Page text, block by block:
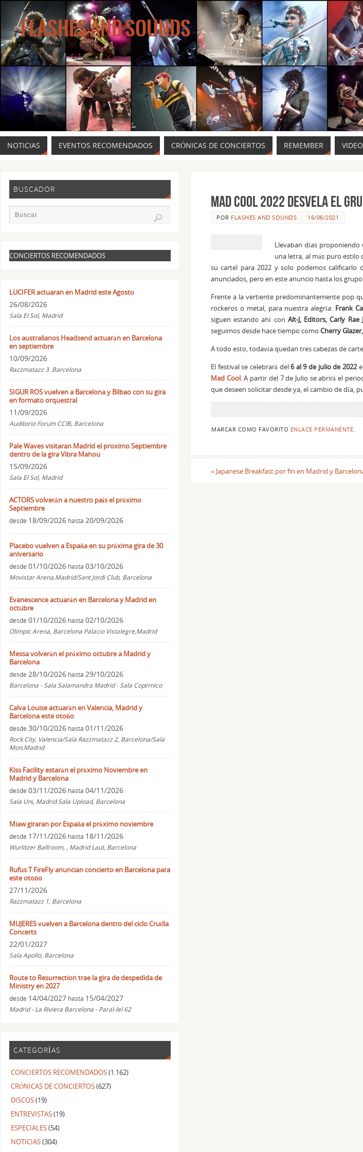
FLASHES AND SOUNDS
MÚSICA PARA LOS OJOS.
NOTICIAS EVENTOS RECOMENDADOS CRÓNICAS DE CONCIERTOS REMEMBER
Mad Cool 2022 desvela el
POR FLASHES AND SOUNDS 16/06/2021
Llevaban días proponiendo
una letra, al más puro estilo
su cartel para 2022 y solo podemos calificarlo
anunciados, pero en este anuncio hasta los
Frente a la vertiente predominantemente pop
rockeros o metal, para nuestra alegría: Frank
siguen estando ahí con Alt-J, Editors, Carly
seguimos desde hace tiempo como Cherry
A todo esto, todavía quedan tres cabezas de
El festival se celebrará del6 al 9 de julio de 2022
Mad Cool.A partir del 7 de Julio se abrirá el
que deseen solicitar desde ya, el cambio de día,
MARCAR COMO FAVORITO ENLACE PERMANENTE.
« Japanese Breakfast por fin en Madrid y
BUSCADOR
CONCIERTOS RECOMENDADOS
LUCIFER actuaran en Madrid este Agosto
26/08/2026
Sala El Sol, Madrid
Los australianos Headsend actuarán en Barcelona
en septiembre
10/09/2026
Razzmatazz 3 .Barcelona
SIGUR ROS vuelven a Barcelona y Bilbao con su gira
en formato orquestral
11/09/2026
Auditorio Forum CCIB, Barcelona
Pale Waves visitaran Madrid el proximo Septiembre
dentro de la gira Vibra Mahou
15/09/2026
Sala El Sol, Madrid
ACTORS volverán a nuestro país el próximo
Septiembre
desde 18/09/2026 hasta 20/09/2026
Placebo vuelven a España en su próxima gira de 30
aniversario
desde 01/10/2026 hasta 03/10/2026
Movistar Arena,Madrid/Sant Jordi Club, Barcelona
Evanescence actuarán en Barcelona y Madrid en
octubre
desde 01/10/2026 hasta 02/10/2026
Olimpic Arena, Barcelona Palacio Vistalegre,Madrid
Messa volverán el próximo octubre a Madrid y
Barcelona
desde 28/10/2026 hasta 29/10/2026
Barcelona - Sala Salamandra Madrid - Sala Copérnico
Calva Louise actuarán en Valencia, Madrid y
Barcelona este otoño
desde 30/10/2026 hasta 01/11/2026
Rock City, Valencia/Sala Razzmatazz 2, Barcelona/Sala
Mon,Madrid
Kiss Facility estarán el próximo Noviembre en
Madrid y Barcelona
desde 03/11/2026 hasta 04/11/2026
Sala Uni, Madrid Sala Upload, Barcelona
Miaw giraran por España el próximo noviembre
desde 17/11/2026 hasta 18/11/2026
Wurlitzer Ballroom, , Madrid Laut, Barcelona
Rufus T FireFly anuncian concierto en Barcelona para
este otoño
27/11/2026
Razzmatazz 1, Barcelona
MUJERES vuelven a Barcelona dentro del ciclo Cruïlla
Concerts
22/01/2027
Sala Apollo, Barcelona
Route to Resurrection trae la gira de despedida de
Ministry en 2027
desde 14/04/2027 hasta 15/04/2027
Madrid - La Riviera Barcelona - Paral-lel 62
CATEGORÍAS
CONCIERTOS RECOMENDADOS(1.162)
CRÓNICAS DE CONCIERTOS(627)
DISCOS(19)
ENTREVISTAS(19)
ESPECIALES(54)
NOTICIAS(304)